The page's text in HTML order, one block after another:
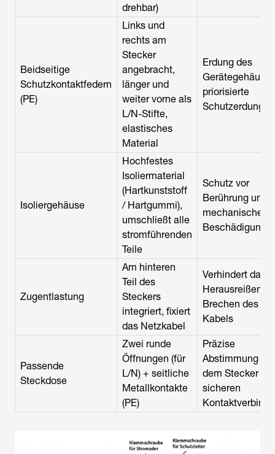
drehbar)
Beidseitige
Schutzkontaktfedern
(PE)
Links und
rechts am
Stecker
angebracht,
länger und
weiter vorne als
L/N-Stifte,
elastisches
Material
Erdung des
priorisierte
Schutzerdung
Isoliergehäuse
Hochfestes
Isoliermaterial
(Hartkunststoff
/ Hartgummi),
umschließt alle
stromführenden
Teile
Schutz vor
Berührung und
mechanischen
Zugentlastung
Am hinteren
Teil des
Steckers
integriert, fixiert
das Netzkabel
Verhindert das
Herausreißen
Brechen des
Kabels
Passende
Steckdose
Zwei runde
Öffnungen (für
L/N) + seitliche
Metallkontakte
(PE)
Präzise
Abstimmung mit
dem Stecker zur
sicheren